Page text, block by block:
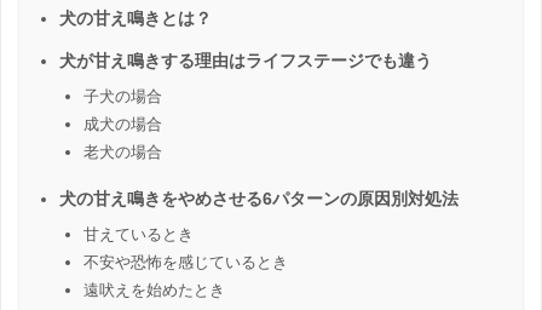
犬の甘え鳴きとは？
犬が甘え鳴きする理由はライフステージでも違う
子犬の場合
成犬の場合
老犬の場合
犬の甘え鳴きをやめさせる6パターンの原因別対処法
甘えているとき
不安や恐怖を感じているとき
遠吠えを始めたとき